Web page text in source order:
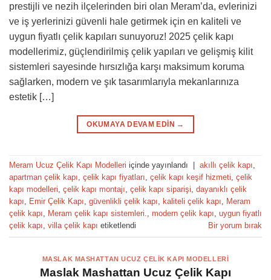
prestijli ve nezih ilçelerinden biri olan Meram’da, evlerinizi
ve iş yerlerinizi güvenli hale getirmek için en kaliteli ve
uygun fiyatlı çelik kapıları sunuyoruz! 2025 çelik kapı
modellerimiz, güçlendirilmiş çelik yapıları ve gelişmiş kilit
sistemleri sayesinde hırsızlığa karşı maksimum koruma
sağlarken, modern ve şık tasarımlarıyla mekanlarınıza
estetik […]
OKUMAYA DEVAM EDIN →
Meram Ucuz Çelik Kapı Modelleri içinde yayınlandı akıllı çelik kapı
apartman çelik kapı çelik kapı fiyatları çelik kapı keşif hizmeti çelik
kapı modelleri çelik kapı montajı çelik kapı siparişi dayanıklı çelik
kapı
Emir Çelik Kapı güvenlikli çelik kapı kaliteli çelik kapı
Meram
çelik kapı
Meram çelik kapı sistemleri. modern çelik kapı uygun fiyatlı
çelik kapı villa çelik kapı etiketlendi Bir yorum bırak
MASLAK MASHATTAN UCUZ ÇELIK KAPI MODELLERI
Maslak Mashattan Ucuz Çelik Kapı